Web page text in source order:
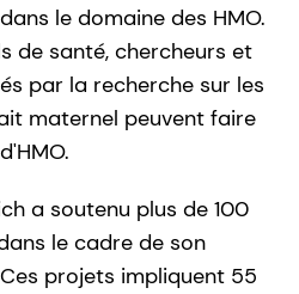
le domaine des HMO.
de santé, chercheurs et
par la recherche sur les
maternel peuvent faire
a soutenu plus de 100
le cadre de son
projets impliquent 55